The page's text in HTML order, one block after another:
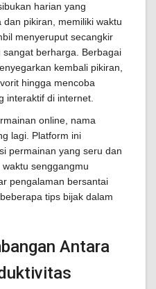
harian yang
pikiran, memiliki waktu
menyeruput secangkir
berharga. Berbagai
kembali pikiran,
hingga mencoba
interaktif di internet.
online, nama
lagi. Platform ini
permainan yang seru dan
senggangmu
pengalaman bersantai
tips bijak dalam
Antara